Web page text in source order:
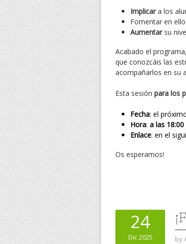
Implicara los
Fomentar en
Aumentarsu
Acabado el
que conozcáis las
acompañarlos en su
Esta sesión para los
Fecha: el
Hora: a las 18:00
Enlace: en el
Os esperamos!
24
Dic 2025 by